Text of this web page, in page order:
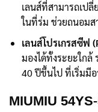
เลนส์ที่สามารถเปลี่
ในที่ร่ม ช่วยถนอมส
เลนส์โปรเกรสซีฟ
มองได้ทั้งระยะใกล้
40 ปีขึ้นไป ที่เริ่มมี
MIUMIU